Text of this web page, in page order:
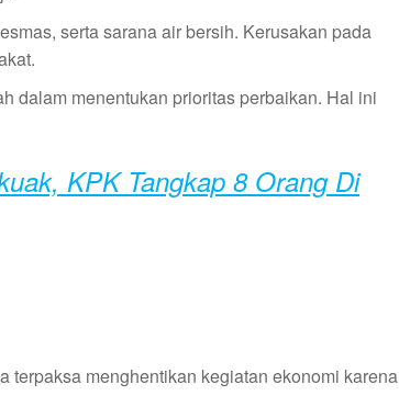
serta sarana air bersih. Kerusakan pada
dalam menentukan prioritas perbaikan. Hal ini
KPK Tangkap 8 Orang Di
terpaksa menghentikan kegiatan ekonomi karena